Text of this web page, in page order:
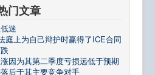
门文章
迷
庭上为自己辩护时赢得了ICE合同
因为其第二季度亏损远低于预期
后于其主要竞争对手